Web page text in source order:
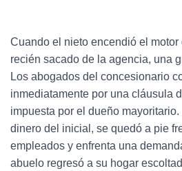
Cuando el nieto encendió el
recién sacado de la agencia, una
Los abogados del concesionario
inmediatamente por una cláusula
impuesta por el dueño
dinero del inicial, se quedó a pie
empleados y enfrenta una
abuelo regresó a su hogar